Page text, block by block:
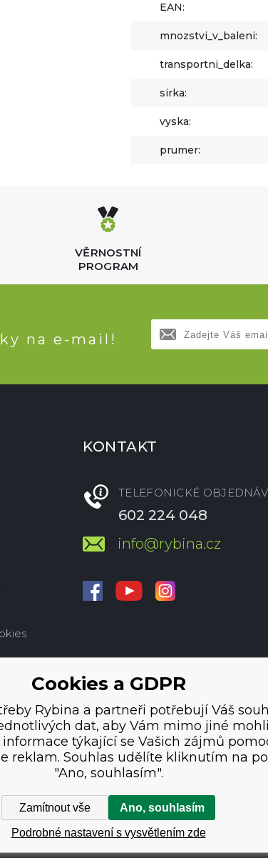
EAN:
mnozstvi_v_baleni:
transportni_delka:
sirka:
vyska:
prumer:
VĚRNOSTNÍ
PROGRAM
na e-mail!
KONTAKT
TELEFONICKÉ
602 224 048
info@rybina.cz
Cookies a GDPR
Rybina a partneři potřebují Váš
dat, aby Vám mimo jiné
týkající se Vašich zájmů
reklam. Souhlas udělíte kliknutím na
"Ano, souhlasím".
Zamítnout vše Ano, souhlasím
Podrobné nastavení s vysvětlením zde